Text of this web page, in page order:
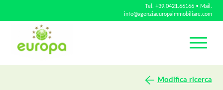
Tel. +39.0421.66166• Mail.
info@agenziaeuropaimmobiliare.com
Modifica ricerca